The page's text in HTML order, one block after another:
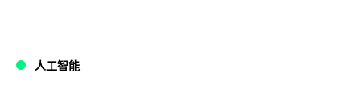
人工智能